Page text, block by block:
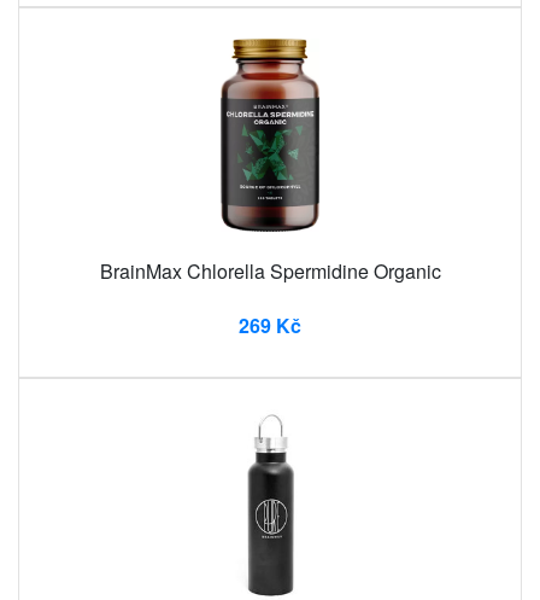
BrainMax Chlorella Spermidine Organic
269 Kč